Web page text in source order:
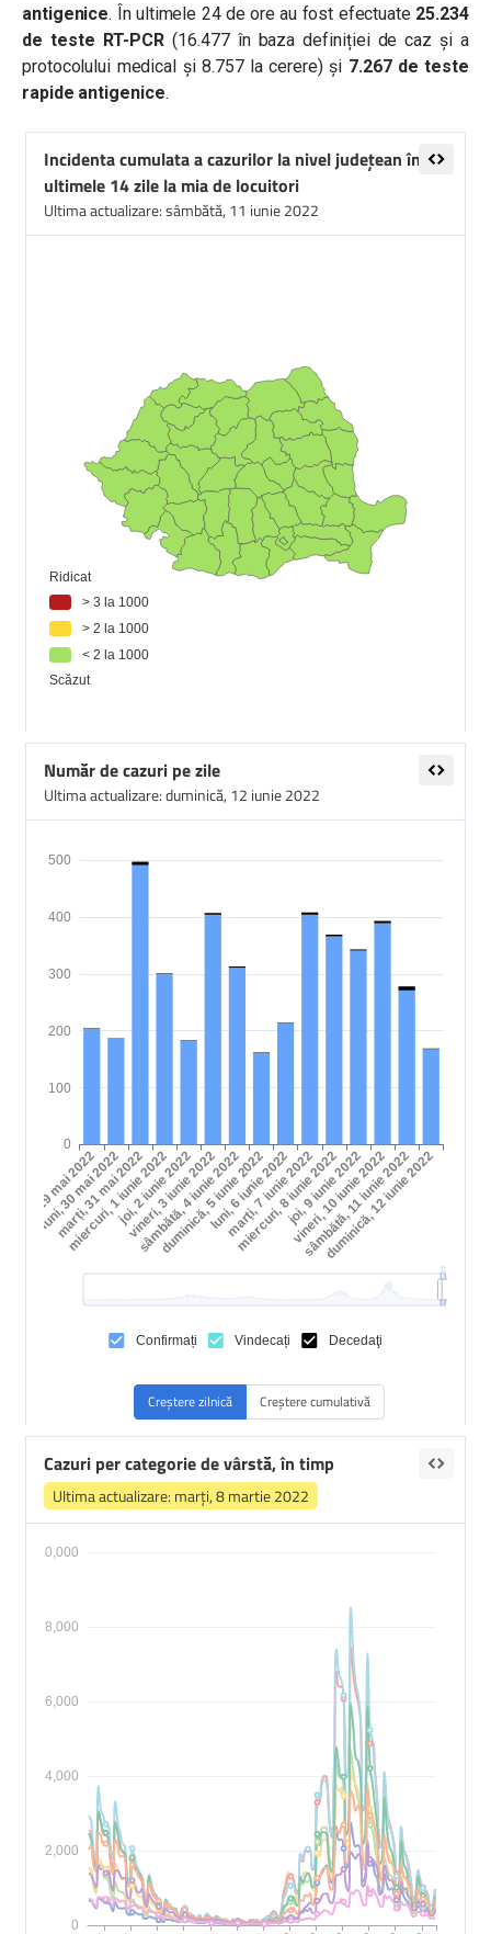
antigenice. În ultimele 24 de ore au fost efectuate 25.234
de teste RT-PCR (16.477 în baza definiției de caz și a
protocolului medical și 8.757 la cerere) și 7.267 de teste
rapide antigenice.